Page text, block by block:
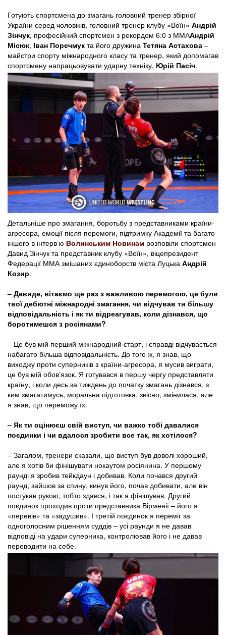
Готують спортсмена до змагань головний тренер збірної
України серед чоловіків, головний тренер клубу «Воїн» Андрій
Зінчук, професійний спортсмен з рекордом 6:0 з ММААндрій
Місюк, Іван Поречмук та його дружина Тетяна Астахова –
майстри спорту міжнародного класу та тренер, який допомагав
спортсмену напрацьовувати ударну техніку, Юрій Пасіч.
Детальніше про змагання, боротьбу з представниками країни-
агресора, емоції після перемоги, підтримку Академії та багато
іншого в інтервʼю Волинським Новинам розповіли спортсмен
Давид Зінчук та представник клубу «Воїн», віцепрезидент
Федерації ММА змішаних єдиноборств міста Луцька Андрій
Козир.
– Давиде, вітаємо ще раз з важливою перемогою, це були
твої дебютні міжнародні змагання, чи відчував ти більшу
відповідальність і як ти відреагував, коли дізнався, що
боротимешся з росіянами?
– Це був мій перший міжнародний старт, і справді відчувається
набагато більша відповідальність. До того ж, я знав, що
виходжу проти суперників з країни-агресора, я мусив виграти,
це був мій обовʼязок. Я готувався в першу чергу представляти
країну, і коли десь за тиждень до початку змагань дізнався, з
ким змагатимусь, моральна підготовка, звісно, змінилася, але
я знав, що переможу їх.
– Як ти оцінюєш свій виступ, чи важко тобі давалися
поєдинки і чи вдалося зробити все так, як хотілося?
– Загалом, тренери сказали, що виступ був доволі хороший,
але я хотів би фінішувати нокаутом росіянина. У першому
раунді я зробив тейкдаун і добивав. Коли почався другий
раунд, зайшов за спину, кинув його, почав добивати, але він
постукав рукою, тобто здався, і так я фінішував. Другий
поєдинок проходив проти представника Вірменії – його я
«перевів» та «задушив». І третій поєдинок я переміг за
одноголосним рішенням суддів – усі раунди я не давав
відповіді на удари суперника, контролював його і не давав
переводити на себе.